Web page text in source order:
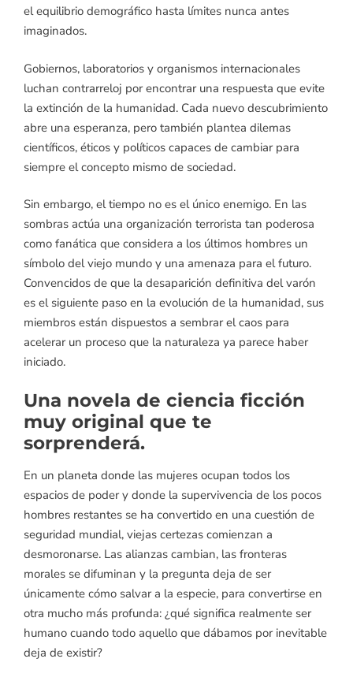
el equilibrio demográfico hasta límites nunca antes
imaginados.
Gobiernos, laboratorios y organismos internacionales
luchan contrarreloj por encontrar una respuesta que evite
la extinción de la humanidad. Cada nuevo descubrimiento
abre una esperanza, pero también plantea dilemas
científicos, éticos y políticos capaces de cambiar para
siempre el concepto mismo de sociedad.
Sin embargo, el tiempo no es el único enemigo. En las
sombras actúa una organización terrorista tan poderosa
como fanática que considera a los últimos hombres un
símbolo del viejo mundo y una amenaza para el futuro.
Convencidos de que la desaparición definitiva del varón
es el siguiente paso en la evolución de la humanidad, sus
miembros están dispuestos a sembrar el caos para
acelerar un proceso que la naturaleza ya parece haber
iniciado.
Una novela de ciencia ficción
muy original que te
sorprenderá.
En un planeta donde las mujeres ocupan todos los
espacios de poder y donde la supervivencia de los pocos
hombres restantes se ha convertido en una cuestión de
seguridad mundial, viejas certezas comienzan a
desmoronarse. Las alianzas cambian, las fronteras
morales se difuminan y la pregunta deja de ser
únicamente cómo salvar a la especie, para convertirse en
otra mucho más profunda: ¿qué significa realmente ser
humano cuando todo aquello que dábamos por inevitable
deja de existir?